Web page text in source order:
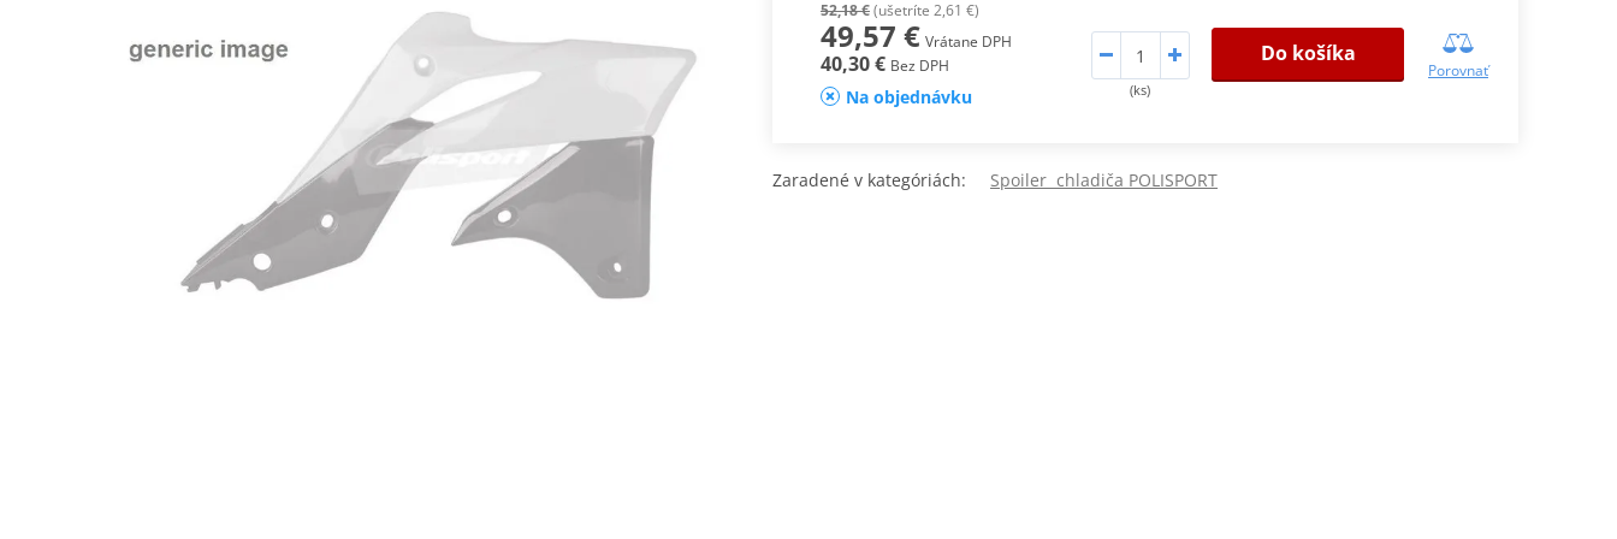
52,18 €(ušetríte 2,61 €)
49,57 € Vrátane DPH
40,30 € Bez DPH
Na objednávku (ks)
Do košíka
Porovnať
Zaradené v kategóriách: Spoiler chladiča POLISPORT